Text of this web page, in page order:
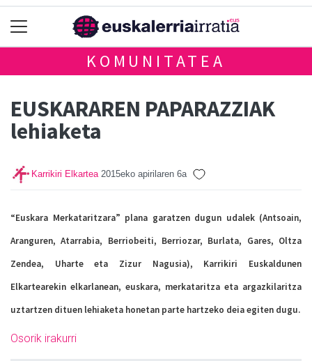
KOMUNITATEA
EUSKARAREN PAPARAZZIAK
lehiaketa
Karrikiri Elkartea 2015eko apirilaren 6a
“Euskara Merkataritzara” plana garatzen dugun udalek (Antsoain,
Aranguren, Atarrabia, Berriobeiti, Berriozar, Burlata, Gares, Oltza
Zendea, Uharte eta Zizur Nagusia), Karrikiri Euskaldunen
Elkartearekin elkarlanean, euskara, merkataritza eta argazkilaritza
uztartzen dituen lehiaketa honetan parte hartzeko deia egiten dugu.
Osorik irakurri